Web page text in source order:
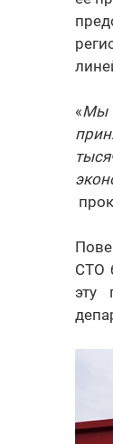
«Мы
СТО
эту